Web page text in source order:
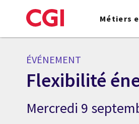
to
Métiers
ÉVÉNEMENT
Flexibilité
Mercredi 9